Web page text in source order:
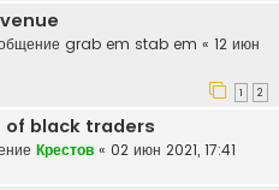
grab em stab em « 12 июн
1 2
black traders
Крестов « 02 июн 2021, 17:41